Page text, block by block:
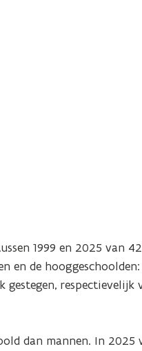
1999 en 2025 van
en de
dan mannen. In 2025